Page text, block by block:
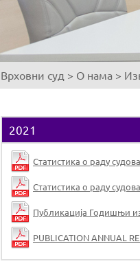
You
here
Врховни суд > О нама >
2021
Статистика о раду
Статистика о раду
Публикација Годишњи
PUBLICATION ANNUAL